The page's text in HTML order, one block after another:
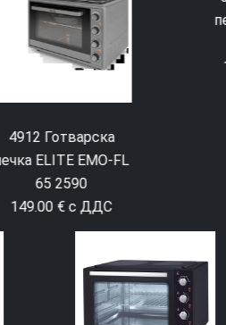
5225 Готварска
печка ELITE EMO-
149.00 € с ДДС